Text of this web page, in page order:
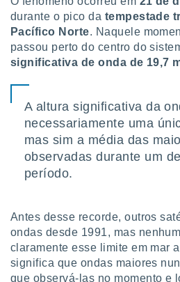
nós e
únicos
e
este sitio
IP e
possam
seus
com
se
tal,
durante o pico da tempestade
Pacífico Norte. Naquele
passou perto do centro do
significativa de onda de 19,7
A altura significativa da
necessariamente uma
mas sim a média das
observadas durante um
período.
Antes desse recorde, outros
ondas desde 1991, mas
claramente esse limite em mar
significa que ondas maiores
que observá-las no momento e